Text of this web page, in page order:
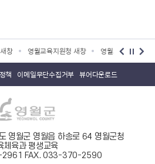
창 영월교육지원청 새창 영월교육도서관 새
책 이메일무단수집거부 뷰어다운로드
영월군 영월읍 하송로 64 영월군청
체육과 평생교육
FAX. 033-370-2590